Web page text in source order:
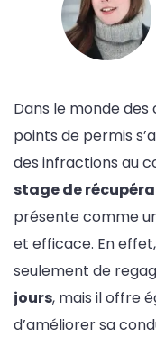
Dans le monde
points de permis
des infractions au
stage de
présente comme
et efficace. En
seulement de
jours, mais il offre
d’améliorer sa